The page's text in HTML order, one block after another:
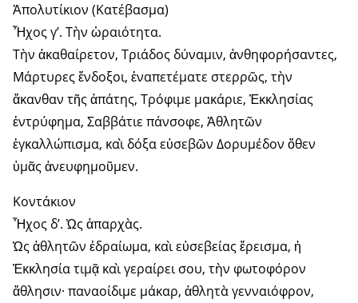
Ἀπολυτίκιον (Κατέβασμα)
Ἦχος γ’. Τὴν ὡραιότητα.
Τὴν ἀκαθαίρετον, Τριάδος δύναμιν, ἀνθηφορήσαντες,
Μάρτυρες ἔνδοξοι, ἐναπετέματε στερρῶς, τὴν
ἄκανθαν τῆς ἀπάτης, Τρόφιμε μακάριε, Ἐκκλησίας
ἐντρύφημα, Σαββάτιε πάνσοφε, Ἀθλητῶν
ἐγκαλλώπισμα, καὶ δόξα εὐσεβῶν Δορυμέδον ὅθεν
ὑμᾶς ἀνευφημοῦμεν.
Κοντάκιον
Ἦχος δ’. Ὡς ἀπαρχὰς.
Ὡς ἀθλητῶν ἑδραίωμα, καὶ εὐσεβείας ἔρεισμα, ἡ
Ἐκκλησία τιμᾷ καὶ γεραίρει σου, τὴν φωτοφόρον
ἄθλησιν· παναοίδιμε μάκαρ, ἀθλητὰ γενναιόφρον,